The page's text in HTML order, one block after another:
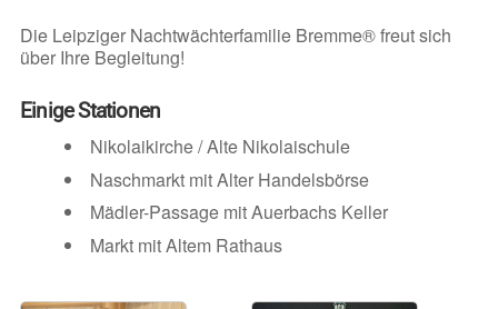
Die Leipziger Nachtwächterfamilie Bremme® freut sich
über Ihre Begleitung!
Einige Stationen
Nikolaikirche / Alte Nikolaischule
Naschmarkt mit Alter Handelsbörse
Mädler-Passage mit Auerbachs Keller
Markt mit Altem Rathaus